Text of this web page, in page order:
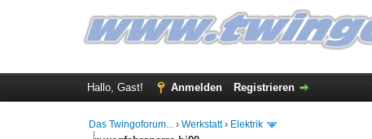
Hallo, Gast! Anmelden Registrieren
Das Twingoforum... ›Werkstatt› Elektrik